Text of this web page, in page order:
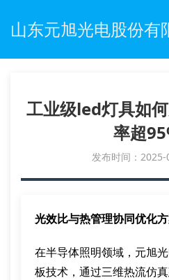
山东元旭光电股份有
工业级led灯具如
率超
发布时间：
光效比与热管理协同优化
在半导体照明领域，元旭
板技术，通过三维热流仿